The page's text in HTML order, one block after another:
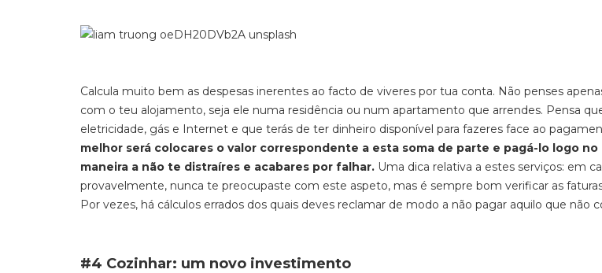
Calcula muito bem as despesas inerentes ao facto de viveres por tua conta. Não penses
com o teu alojamento, seja ele numa residência ou num apartamento que arrendes. Pensa
eletricidade, gás e Internet e que terás de ter dinheiro disponível para fazeres face ao
melhor será colocares o valor correspondente a esta soma de parte e pagá-lo logo no
maneira a não te distraíres e acabares por falhar. Uma dica relativa a estes serviços: em
provavelmente, nunca te preocupaste com este aspeto, mas é sempre bom verificar as
Por vezes, há cálculos errados dos quais deves reclamar de modo a não pagar aquilo que não
#4 Cozinhar: um novo investimento